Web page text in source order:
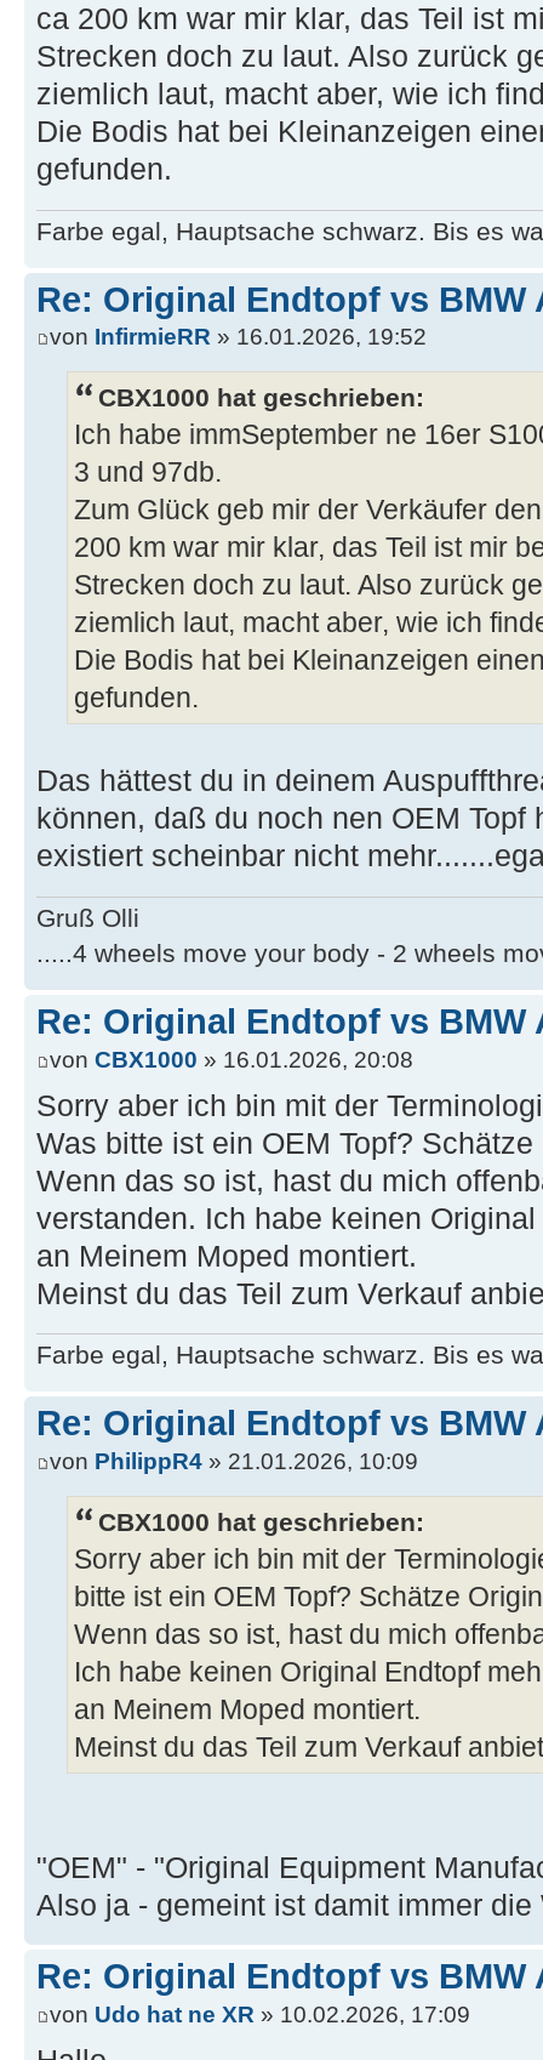
ca 200 km war mir klar, das Teil ist
Strecken doch zu laut. Also zurück
ziemlich laut, macht aber, wie ich
Die Bodis hat bei Kleinanzeigen
gefunden.
Farbe egal, Hauptsache schwarz. Bis es
Re: Original Endtopf vs BMW
von InfirmieRR » 16.01.2026, 19:52
CBX1000 hat geschrieben:
Ich habe immSeptember ne 16er
3 und 97db.
Zum Glück geb mir der Verkäufer
200 km war mir klar, das Teil ist mir
Strecken doch zu laut. Also zurück
ziemlich laut, macht aber, wie ich
Die Bodis hat bei Kleinanzeigen
gefunden.
Das hättest du in deinem
können, daß du noch nen OEM Topf
existiert scheinbar nicht
Gruß Olli
.....4 wheels move your body - 2 wheels
Re: Original Endtopf vs BMW
von CBX1000 » 16.01.2026, 20:08
Sorry aber ich bin mit der
Was bitte ist ein OEM Topf?
Wenn das so ist, hast du mich
verstanden. Ich habe keinen
an Meinem Moped montiert.
Meinst du das Teil zum Verkauf
Farbe egal, Hauptsache schwarz. Bis es
Re: Original Endtopf vs BMW
von PhilippR4 » 21.01.2026, 10:09
CBX1000 hat geschrieben:
Sorry aber ich bin mit der
bitte ist ein OEM Topf? Schätze
Wenn das so ist, hast du mich
Ich habe keinen Original Endtopf
an Meinem Moped montiert.
Meinst du das Teil zum Verkauf
"OEM" - "Original Equipment
Also ja - gemeint ist damit immer
Re: Original Endtopf vs BMW
von Udo hat ne XR » 10.02.2026, 17:09